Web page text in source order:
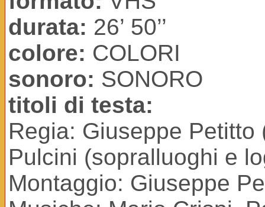
durata: 26’ 50’’
colore: COLORI
sonoro: SONORO
titoli di testa:
Regia: Giuseppe
Pulcini (sopralluoghi e
Montaggio: Giuseppe